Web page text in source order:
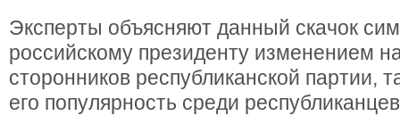
Эксперты объясняют данный скачок
российскому президенту изменением
сторонников республиканской партии,
его популярность среди